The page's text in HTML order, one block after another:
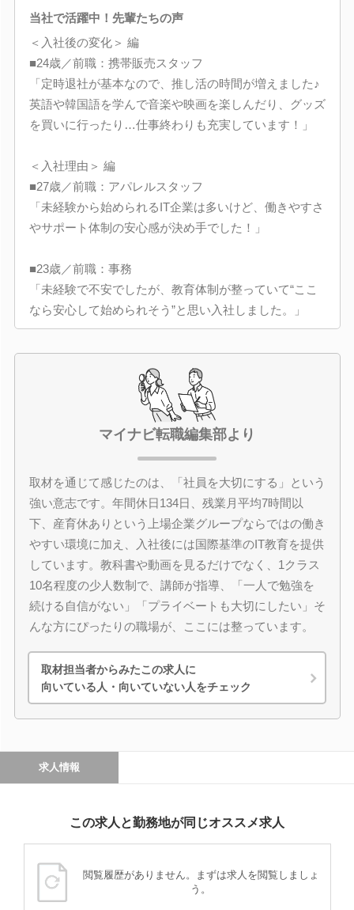
当社で活躍中！先輩たちの声
＜入社後の変化＞ 編
■24歳／前職：携帯販売スタッフ
「定時退社が基本なので、推し活の時間が増えました♪
英語や韓国語を学んで音楽や映画を楽しんだり、グッズ
を買いに行ったり…仕事終わりも充実しています！」
＜入社理由＞ 編
■27歳／前職：アパレルスタッフ
「未経験から始められるIT企業は多いけど、働きやすさ
やサポート体制の安心感が決め手でした！」
■23歳／前職：事務
「未経験で不安でしたが、教育体制が整っていて“ここ
なら安心して始められそう”と思い入社しました。」
マイナビ転職編集部より
取材を通じて感じたのは、「社員を大切にする」という
強い意志です。年間休日134日、残業月平均7時間以
下、産育休ありという上場企業グループならではの働き
やすい環境に加え、入社後には国際基準のIT教育を提供
しています。教科書や動画を見るだけでなく、1クラス
10名程度の少人数制で、講師が指導、「一人で勉強を
続ける自信がない」「プライベートも大切にしたい」そ
んな方にぴったりの職場が、ここには整っています。
取材担当者からみたこの求人に
向いている人・向いていない人をチェック
求人情報
この求人と勤務地が同じオススメ求人
閲覧履歴がありません。まずは求人を閲覧しましょ
う。